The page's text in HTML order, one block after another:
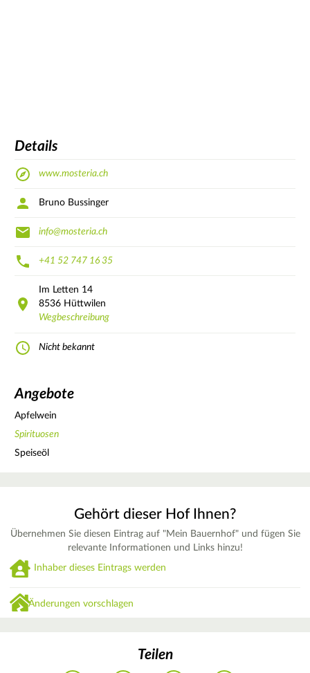
Details
www.mosteria.ch
Bruno Bussinger
info@mosteria.ch
+41 52 747 16 35
Im Letten 14
8536 Hüttwilen
Wegbeschreibung
Nicht bekannt
Angebote
Apfelwein
Spirituosen
Speiseöl
Gehört dieser Hof Ihnen?
Übernehmen Sie diesen Eintrag auf "Mein Bauernhof" und fügen Sie
relevante Informationen und Links hinzu!
Inhaber dieses Eintrags werden
Änderungen vorschlagen
Teilen